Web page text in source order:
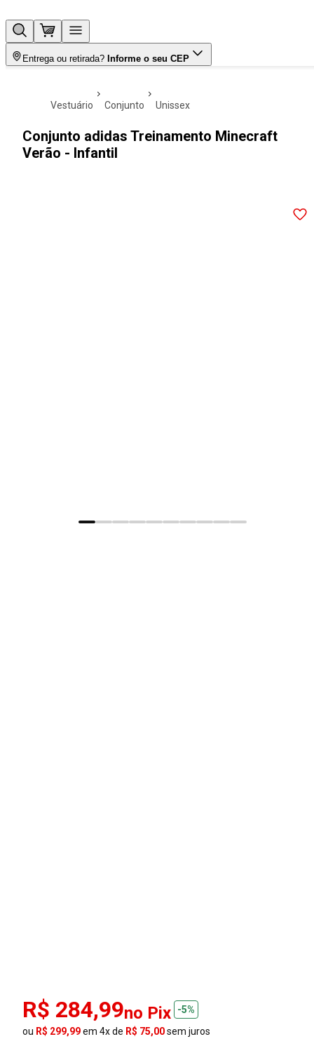
Entrega ou retirada? Informe o seu CEP
vestuário conjunto unissex
Conjunto adidas Treinamento Minecraft
Verão - Infantil
R$ 284,99no Pix
-5%
ou R$ 299,99em 4x de R$ 75,00sem juros